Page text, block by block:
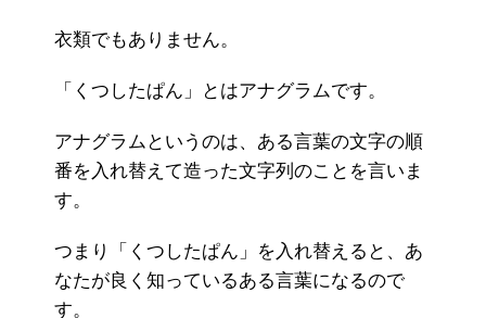
衣類でもありません。
「くつしたぱん」とはアナグラムです。
アナグラムというのは、ある言葉の文字の順
番を入れ替えて造った文字列のことを言いま
す。
つまり「くつしたぱん」を入れ替えると、あ
なたが良く知っているある言葉になるので
す。